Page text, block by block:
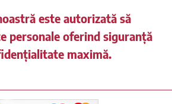
este autorizată să
personale oferind siguranță
maximă.